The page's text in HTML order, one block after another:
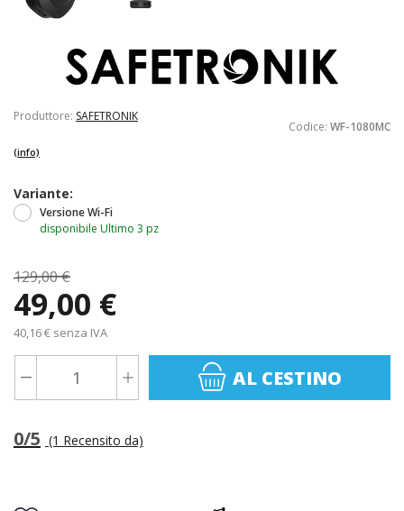
Produttore: SAFETRONIK
Codice: WF-1080MC
(info)
Variante:
Versione Wi-Fi
disponibile Ultimo 3 pz
129,00 €
49,00 €
40,16 € senza IVA
AL CESTINO
0/5 (1 Recensito da)